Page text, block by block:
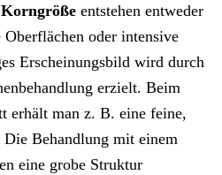
Korn­größe entstehen entweder
oder intensive
Erscheinungs­bild wird durch
erzielt. Beim
erhält man z. B. eine feine,
Die Behand­lung mit einem
eine grobe Struktur